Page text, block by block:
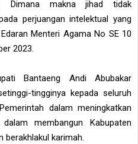
Dimana makna jihad tidak
perjuangan intelektual yang
Menteri Agama No SE 10
2023.
Bantaeng Andi Abubakar
tingginya kepada seluruh
dalam meningkatkan
membangun Kabupaten
berakhlakul karimah.